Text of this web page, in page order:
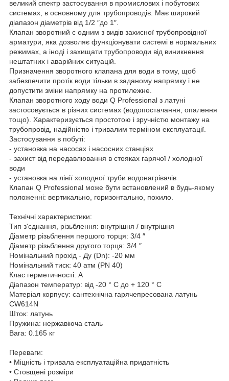
великий спектр застосування в промислових і побутових
системах, в основному для трубопроводів. Має широкий
діапазон діаметрів від 1/2 ″до 1″.
Клапан зворотний є одним з видів захисної трубопровідної
арматури, яка дозволяє функціонувати системі в нормальних
режимах, а іноді і захищати трубопроводи від виникнення
нештатних і аварійних ситуацій.
Призначення зворотного клапана для води в тому, щоб
забезпечити протік води тільки в заданому напрямку і не
допустити зміни напрямку на протилежне.
Клапан зворотного ходу води Q Professional з латуні
застосовується в різних системах (водопостачання, опалення
тощо). Характеризується простотою і зручністю монтажу на
трубопровід, надійністю і тривалим терміном експлуатації.
Застосування в побуті:
- установка на насосах і насосних станціях
- захист від передавлювання в стояках гарячої / холодної
води
- установка на лінії холодної труби водонагрівачів
Клапан Q Professional може бути встановлений в будь-якому
положенні: вертикально, горизонтально, похило.
Технічні характеристики:
Тип з'єднання, різьблення: внутрішня / внутрішня
Діаметр різьблення першого торця: 3/4 ″
Діаметр різьблення другого торця: 3/4 ″
Номінальний прохід - Ду (Dn): -20 мм
Номінальний тиск: 40 атм (PN 40)
Клас герметичності: А
Діапазон температур: від -20 ° С до + 120 ° С
Матеріал корпусу: сантехнічна гарячепресована латунь
CW614N
Шток: латунь
Пружина: нержавіюча сталь
Вага: 0.165 кг
Переваги:
• Міцність і тривала експлуатаційна придатність
• Стовщені розміри